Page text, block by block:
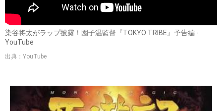
染谷将太がラップ披露！園子温監督『TOKYO TRIBE』予告編 -
YouTube
出典：YouTube